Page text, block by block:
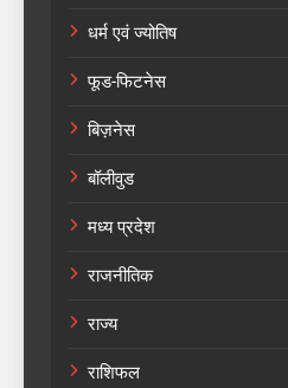
धर्म एवं ज्योतिष
फूड-फिटनेस
बिज़नेस
बॉलीवुड
मध्य प्रदेश
राजनीतिक
राज्य
राशिफल